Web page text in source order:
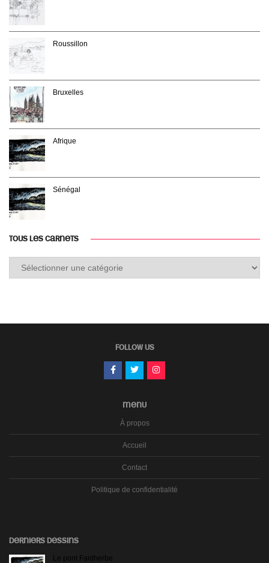
Roussillon
Bruxelles
Afrique
Sénégal
TOUS LES CARNETS
FOLLOW US
MENU
À propos
Accueil
Contact
Politique de confidentialité
DERNIERS DESSINS
Le pont Faidherbe